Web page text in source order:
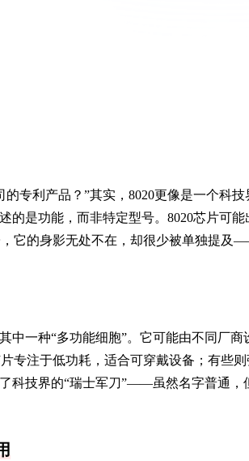
专利产品？”其实，8020更像是一个科技
的是功能，而非特定型号。8020芯片可
它的身影无处不在，却很少被单独提及
中一种“多功能细胞”。它可能由不同厂商
专注于低功耗，适合可穿戴设备；有些
科技界的“瑞士军刀”——虽然名字普通，